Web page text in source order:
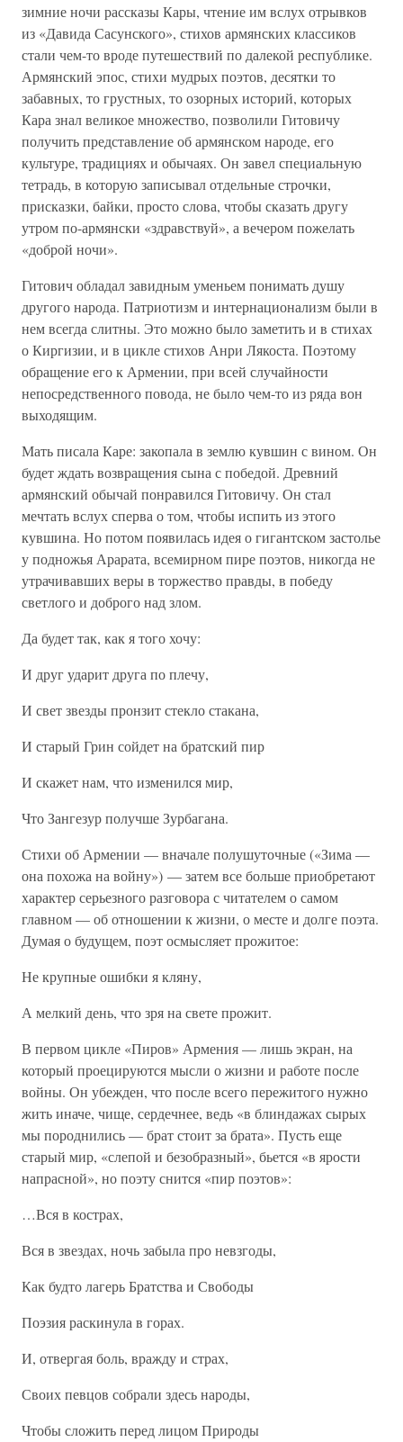
зимние ночи рассказы Кары, чтение им вслух отрывков
из «Давида Сасунского», стихов армянских классиков
стали чем-то вроде путешествий по далекой республике.
Армянский эпос, стихи мудрых поэтов, десятки то
забавных, то грустных, то озорных историй, которых
Кара знал великое множество, позволили Гитовичу
получить представление об армянском народе, его
культуре, традициях и обычаях. Он завел специальную
тетрадь, в которую записывал отдельные строчки,
присказки, байки, просто слова, чтобы сказать другу
утром по-армянски «здравствуй», а вечером пожелать
«доброй ночи».
Гитович обладал завидным уменьем понимать душу
другого народа. Патриотизм и интернационализм были в
нем всегда слитны. Это можно было заметить и в стихах
о Киргизии, и в цикле стихов Анри Лякоста. Поэтому
обращение его к Армении, при всей случайности
непосредственного повода, не было чем-то из ряда вон
выходящим.
Мать писала Каре: закопала в землю кувшин с вином. Он
будет ждать возвращения сына с победой. Древний
армянский обычай понравился Гитовичу. Он стал
мечтать вслух сперва о том, чтобы испить из этого
кувшина. Но потом появилась идея о гигантском застолье
у подножья Арарата, всемирном пире поэтов, никогда не
утрачивавших веры в торжество правды, в победу
светлого и доброго над злом.
Да будет так, как я того хочу:
И друг ударит друга по плечу,
И свет звезды пронзит стекло стакана,
И старый Грин сойдет на братский пир
И скажет нам, что изменился мир,
Что Зангезур получше Зурбагана.
Стихи об Армении — вначале полушуточные («Зима —
она похожа на войну») — затем все больше приобретают
характер серьезного разговора с читателем о самом
главном — об отношении к жизни, о месте и долге поэта.
Думая о будущем, поэт осмысляет прожитое:
Не крупные ошибки я кляну,
А мелкий день, что зря на свете прожит.
В первом цикле «Пиров» Армения — лишь экран, на
который проецируются мысли о жизни и работе после
войны. Он убежден, что после всего пережитого нужно
жить иначе, чище, сердечнее, ведь «в блиндажах сырых
мы породнились — брат стоит за брата». Пусть еще
старый мир, «слепой и безобразный», бьется «в ярости
напрасной», но поэту снится «пир поэтов»:
…Вся в кострах,
Вся в звездах, ночь забыла про невзгоды,
Как будто лагерь Братства и Свободы
Поэзия раскинула в горах.
И, отвергая боль, вражду и страх,
Своих певцов собрали здесь народы,
Чтобы сложить перед лицом Природы